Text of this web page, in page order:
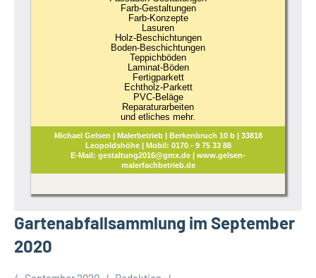
Farb-Gestaltungen
Farb-Konzepte
Lasuren
Holz-Beschichtungen
Boden-Beschichtungen
Teppichböden
Laminat-Böden
Fertigparkett
Echtholz-Parkett
PVC-Beläge
Reparaturarbeiten
und etliches mehr.
Michael Gelsen | Malerbetrieb | Berkenbruch 10 b | 33818
Leopoldshöhe | Mobil: 0170 - 9 75 33 88
E-Mail: gestaltung2016@gmx.de | www.gelsen-
malerfachbetrieb.de
Gartenabfallsammlung im September
2020